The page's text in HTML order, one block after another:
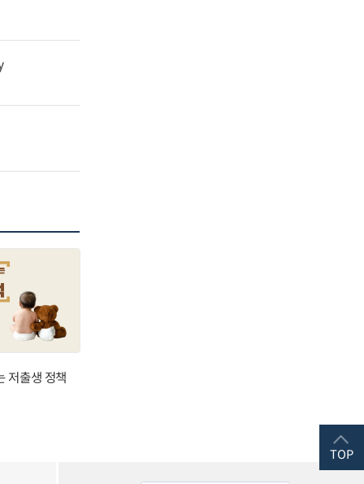
저출생 정책
TOP